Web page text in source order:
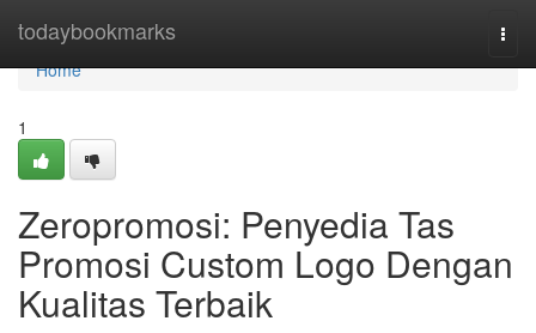
todaybookmarks
Home
Home
1
Zeropromosi: Penyedia Tas
Promosi Custom Logo Dengan
Kualitas Terbaik